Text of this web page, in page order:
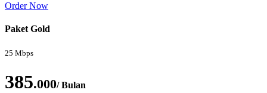
Order Now
Paket Gold
25 Mbps
385.000/ Bulan